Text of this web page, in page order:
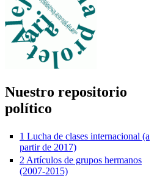
Nuestro repositorio
político
1 Lucha de clases internacional (a
partir de 2017)
2 Artículos de grupos hermanos
(2007-2015)